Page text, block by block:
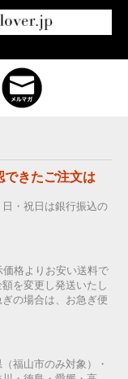
できたご注文は
・祝日は銀行振込の
格よりお安い送料で
を変更し発送いたし
の場合は、お急ぎ便
福山市のみ対象）・